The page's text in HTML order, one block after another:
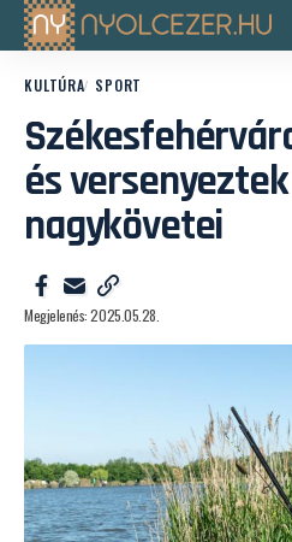
KULTÚRA SPORT
és
nagykövetei
Megjelenés: 2025.05.28.